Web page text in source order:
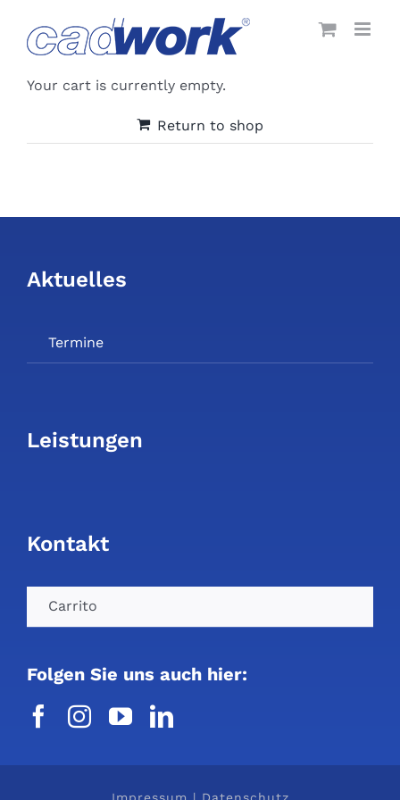
content
Your cart is currently empty.
Return to shop
Aktuelles
Termine
Leistungen
Kontakt
Carrito
Folgen Sie uns auch hier: